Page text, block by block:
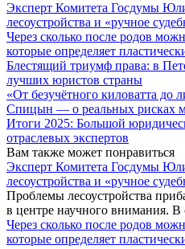
Эксперт Комитета Госдумы
лесоустройства и «ручное
Через сколько после родов
которые определяет
Блестящий триумф права: в
лучших юристов страны
«От безучётного киловатта до
Спицын — о реальных рисках
Итоги 2025: Большой
отраслевых экспертов
Вам также может понравиться
Эксперт Комитета Госдумы
лесоустройства и «ручное
Проблемы лесоустройства
в центре научного внимания.
Через сколько после родов
которые определяет